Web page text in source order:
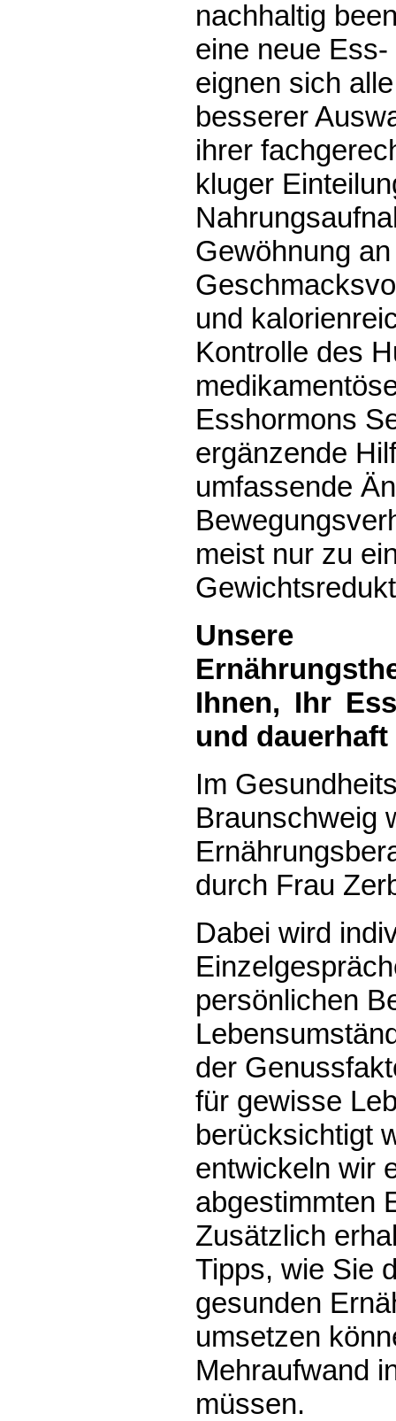
nachhaltig
eine neue
eignen sich
besserer
ihrer
kluger
Gewöhnung
und
Kontrolle des
Esshormons
ergänzende
umfassende
meist nur zu
Unsere
Ihnen, Ihr
und
Im
Braunschweig
durch Frau
Dabei wird
persönlichen
der
für gewisse
berücksichtigt
entwickeln wir
abgestimmten
Zusätzlich
Tipps, wie Sie
gesunden
umsetzen
Mehraufwand
müssen.